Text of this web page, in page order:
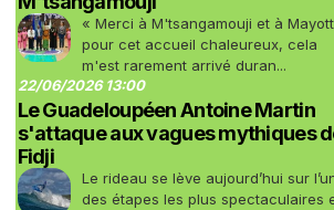
« Merci à M'tsangamouji et à
pour cet accueil chaleureux, cela
m'est rarement arrivé duran...
22/06/2026 13:00
Le Guadeloupéen Antoine Martin
s'attaque aux vagues mythiques
Fidji
Le rideau se lève aujourd’hui sur
des étapes les plus spectaculaires